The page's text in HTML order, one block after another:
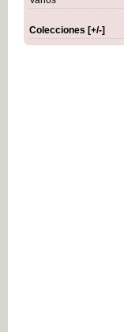
Colecciones [+/-]